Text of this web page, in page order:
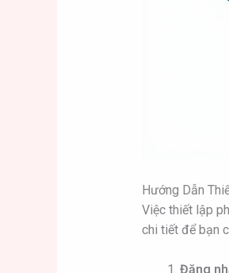
Hướng Dẫn
Việc thiết lập
chi tiết để bạn
Đăng